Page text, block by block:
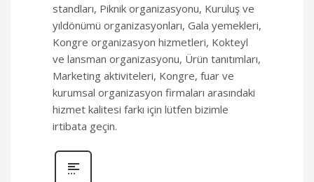
standları, Piknik organizasyonu, Kuruluş ve
yıldönümü organizasyonları, Gala yemekleri,
Kongre organizasyon hizmetleri, Kokteyl
ve lansman organizasyonu, Ürün tanıtımları,
Marketing aktiviteleri, Kongre, fuar ve
kurumsal organizasyon firmaları arasındaki
hizmet kalitesi farkı için lütfen bizimle
irtibata geçin.